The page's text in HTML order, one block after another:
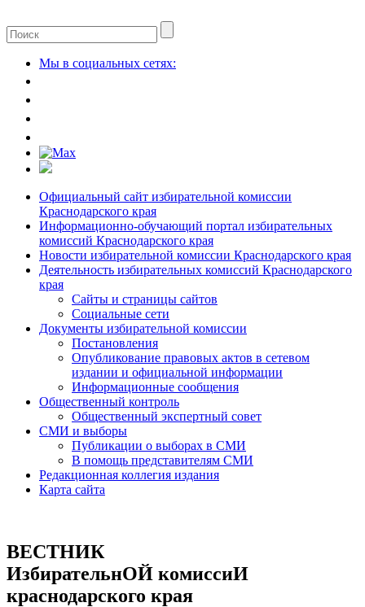
Мы в социальных сетях:
Официальный сайт избирательной комиссии
Краснодарского края
Информационно-обучающий портал избирательных
комиссий Краснодарского края
Новости избирательной комиссии Краснодарского края
Деятельность избирательных комиссий Краснодарского
края
Сайты и страницы сайтов
Социальные сети
Документы избирательной комиссии
Постановления
Опубликование правовых актов в сетевом
издании и официальной информации
Информационные сообщения
Общественный контроль
Общественный экспертный совет
СМИ и выборы
Публикации о выборах в СМИ
В помощь представителям СМИ
Редакционная коллегия издания
Карта сайта
ВЕСТНИК
ИзбирательнОЙ комиссиИ
краснодарского края